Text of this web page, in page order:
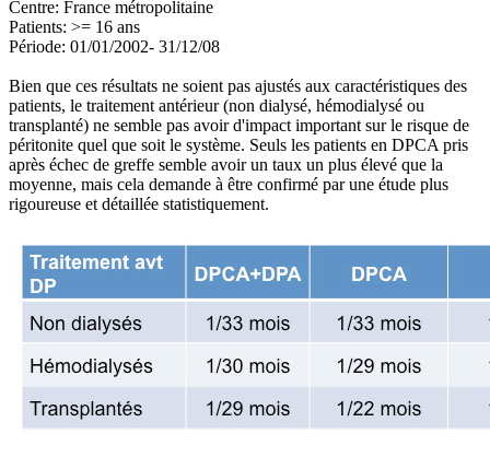
Centre: France métropolitaine
Patients: >= 16 ans
Période: 01/01/2002- 31/12/08
Bien que ces résultats ne soient pas ajustés aux caractéristiques des
patients, le traitement antérieur (non dialysé, hémodialysé ou
transplanté) ne semble pas avoir d'impact important sur le risque de
péritonite quel que soit le système. Seuls les patients en DPCA pris
après échec de greffe semble avoir un taux un plus élevé que la
moyenne, mais cela demande à être confirmé par une étude plus
rigoureuse et détaillée statistiquement.